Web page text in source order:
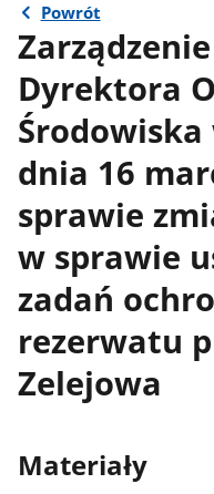
Powrót
Dyrektora
Środowiska
dnia 16
sprawie
w sprawie
zadań
rezerwatu
Zelejowa
Materiały